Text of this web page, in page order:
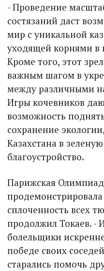
- Проведение
состязаний даст
мир с уникальной
уходящей корнями в
Кроме того, этот
важным шагом в
между различными
Игры кочевников
возможность
сохранение
Казахстана в
благоустройство.
Парижская
сплоченность всех
продолжил Токаев. -
болельщики
победе своих
старались помочь